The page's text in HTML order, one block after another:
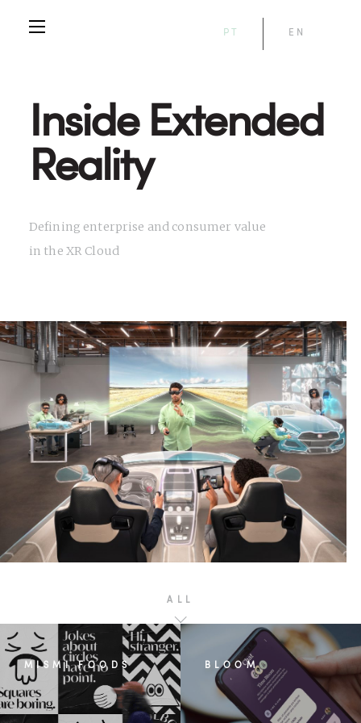
PT EN
Inside Extended
Reality
Defining enterprise and consumer value
in the XR Cloud
ALL
MISMI FOODS BLOOM